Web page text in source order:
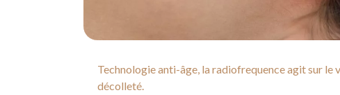
Technologie anti-âge, la radiofrequence agit sur le
décolleté.